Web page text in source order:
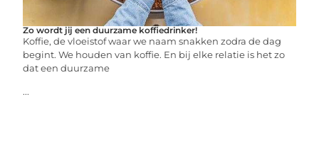
Zo wordt jij een duurzame koffiedrinker!
Koffie, de vloeistof waar we naam snakken zodra de dag
begint. We houden van koffie. En bij elke relatie is het zo
dat een duurzame
...